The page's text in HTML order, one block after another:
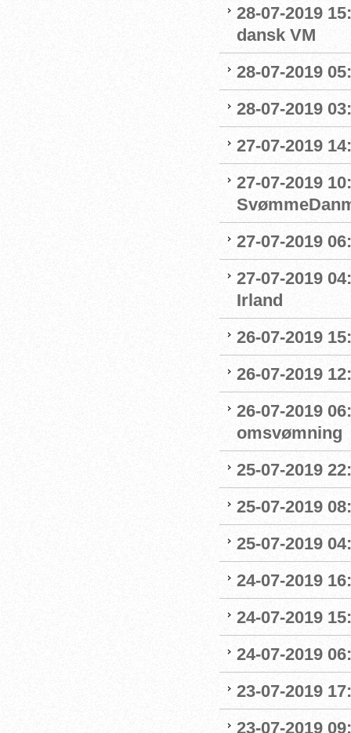
28-07-2019
dansk VM
28-07-2019
28-07-2019
27-07-2019
27-07-2019
27-07-2019
27-07-2019
Irland
26-07-2019
26-07-2019
26-07-2019
omsvømning
25-07-2019
25-07-2019
25-07-2019
24-07-2019
24-07-2019
24-07-2019
23-07-2019
23-07-2019